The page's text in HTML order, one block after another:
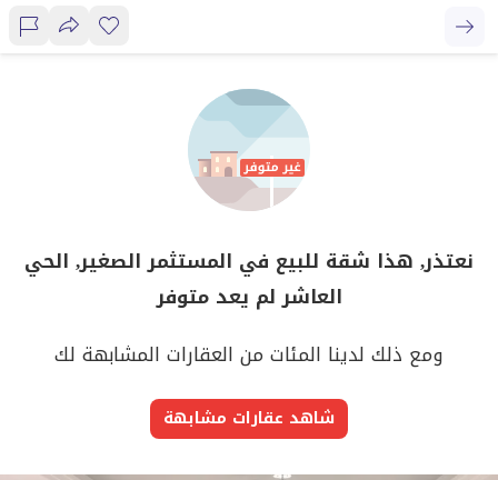
نعتذر, هذا شقة للبيع في المستثمر الصغير, الحي
العاشر لم يعد متوفر
ومع ذلك لدينا المئات من العقارات المشابهة لك
شاهد عقارات مشابهة